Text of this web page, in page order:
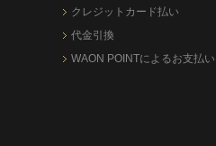
クレジットカード払い
代金引換
WAON POINTによるお支払い